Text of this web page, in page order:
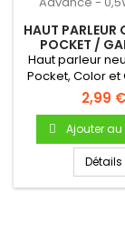
HAUT PARLEUR
POCKET /
COLOR /
0,5W OU
Haut parleur
Pocket, Color et
parleur2,99 €
Ajouter
Détails